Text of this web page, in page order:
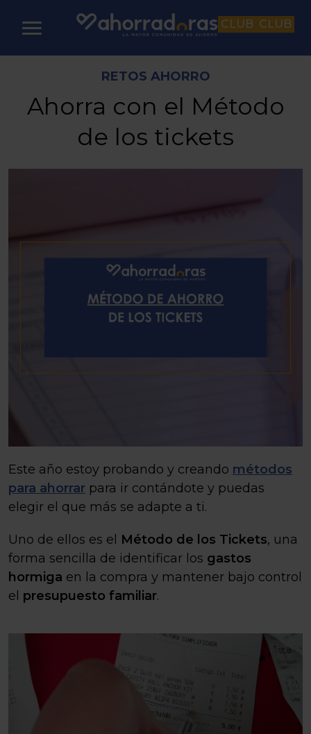
CLUB CLUB
RETOS AHORRO
Ahorra con el Método
de los tickets
Este año estoy probando y creando métodos
para ahorrar para ir contándote y puedas
elegir el que más se adapte a ti.
Uno de ellos es el Método de los Tickets, una
forma sencilla de identificar los gastos
hormiga en la compra y mantener bajo control
el presupuesto familiar.